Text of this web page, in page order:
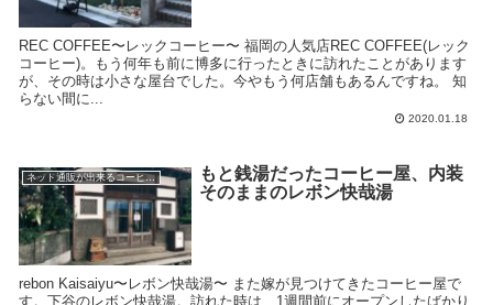
REC COFFEE〜レックコーヒー〜 福岡の人気店REC COFFEE(レック
コーヒー)。もう何年も前に博多に行ったときに訪れたことがあります
が、その時は小さな屋台でした。今やもう何店舗もあるんですね。 知
らない間に...
2020.01.18
ネット通販が出来るコーヒー屋
もと銭湯だったコーヒー屋、内装
そのままのレボン快哉湯
rebon Kaisaiyu〜レボン快哉湯〜 また嫁が見つけてきたコーヒー屋で
す。下谷のレボン快哉湯。訪れた時は、1週間前にオープンしたばかり